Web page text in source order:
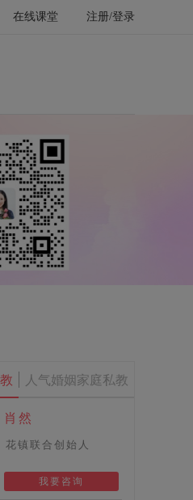
在线课堂 注册/登录
人气婚姻家庭私教
肖然
花镇联合创始人
我要咨询